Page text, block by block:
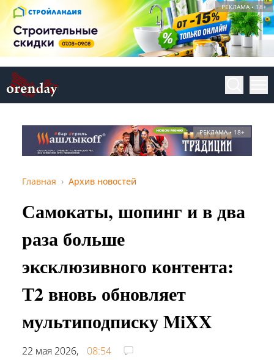
РЕКЛАМА • 18+
РЕКЛАМА • 18+
Главная Архив новостей
Самокаты, шопинг и в два
раза больше
эксклюзивного контента:
Т2 вновь обновляет
мультиподписку MiXX
22 мая 2026,
08:54